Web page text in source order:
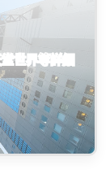
世界等詳細